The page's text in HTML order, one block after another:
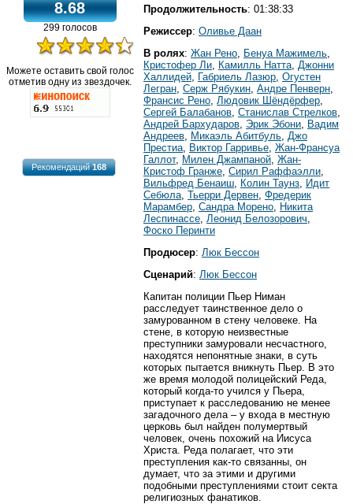
8.68
299 голосов
Можете оставить свой голос
отметив одну из звездочек.
Рекомендаций168
Продолжительность: 01:38:33
Режиссер: Оливье Даан
В ролях: Жан Рено Бенуа Мажимель
Кристофер Ли
Камилль Натта Джонни
Халлидей
Габриель Лазюр Огустен
Легран Серж Рябукин Андре Пенверн
Франсис Рено Людовик Шёндёрфер
Сергей Балабанов Станислав Стрелков
Андрей Бархударов Эрик Эбони
Вадим
Андреев
Микаэль Абитбуль Джо
Престиа
Виктор Гарривье Жан-Франсуа
Галлот, Милен Джампаной Жан-
Кристоф Гранже Сирил Раффаэлли
Вильфред Бенаиш
Колин Таунз
Идит
Себюла Тьерри Дервен Фредерик
Марамбер Сандра Морено
Никита
Леспинассе Леонид Белозорович
Фоско Перинти
Продюсер: Люк Бессон
Сценарий: Люк Бессон
Капитан полиции Пьер Ниман
расследует таинственное дело о
замурованном в стену человеке. На
стене, в которую неизвестные
преступники замуровали несчастного,
находятся непонятные знаки, в суть
которых пытается вникнуть Пьер. В это
же время молодой полицейский Реда,
который когда-то учился у Пьера,
приступает к расследованию не менее
загадочного дела – у входа в местную
церковь был найден полумертвый
человек, очень похожий на Иисуса
Христа. Реда полагает, что эти
преступления как-то связанны, он
думает, что за этими и другими
подобными преступлениями стоит секта
религиозных фанатиков.